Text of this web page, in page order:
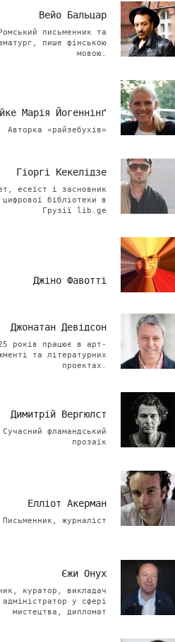
Вейо Бальцар
письменник та
пише фінською
мовою.
Марія Йогеннінґ
Авторка «райзебухів»
Гіоргі Кекелідзе
есеїст і засновник
цифрової бібліотеки в
Грузії lib.ge
Джіно Фавотті
Джонатан Девідсон
років працює в арт-
та літературних
проектах.
Димитрій Вергюлст
Сучасний фламандський
прозаїк
Елліот Акерман
Письменник, журналіст
Єжи Онух
куратор, викладач
у сфері
мистецтва, дипломат